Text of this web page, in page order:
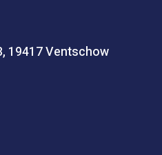
19417 Ventschow